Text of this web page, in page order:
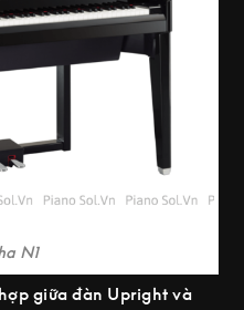
N1
giữa đàn Upright và